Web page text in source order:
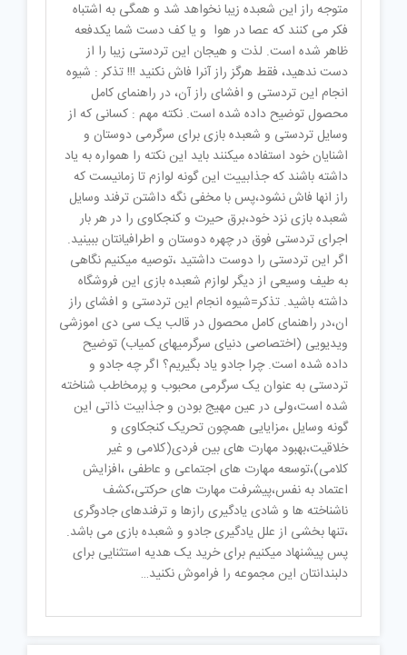
متوجه راز این شعبده زیبا نخواهد شد و همگی به اشتباه
فکر می کنند که عصا در هوا و یا کف دست شما یکدفعه
ظاهر شده است. لذت و هیجان این تردستی زیبا را از
دست ندهید، فقط هرگز راز آنرا فاش نکنید !!! تذکر : شیوه
انجام این تردستی و افشای راز آن، در راهنمای کامل
محصول توضیح داده شده است. نکته مهم : کسانی که از
وسایل تردستی و شعبده بازی برای سرگرمی دوستان و
اشنایان خود استفاده میکنند باید این نکته را همواره به یاد
داشته باشند که جذابییت این گونه لوازم تا زمانیست که
راز انها فاش نشود،پس با مخفی نگه داشتن ترفند وسایل‌
شعبده بازی نزد خود،برق حیرت و کنجکاوی را در هر بار
اجرای تردستی فوق در چهره دوستان و اطرافیانتان ببینید.
اگر این تردستی را دوست داشتید ،توصیه میکنیم نگاهی
به طیف وسیعی از دیگر لوازم شعبده بازی این فروشگاه
داشته باشید. تذکر=شیوه انجام این تردستی و افشای راز
ان،در راهنمای کامل محصول در قالب یک سی دی اموزشی
ویدیویی (اختصاصی دنیای سرگرمیهای کمیاب) توضیح
داده شده است. چرا جادو یاد بگیریم؟ اگر چه جادو و
تردستی به عنوان یک سرگرمی محبوب و پرمخاطب شناخته
شده است،ولی در عین مهیج بودن و جذابیت ذاتی این
گونه وسایل ،مزایایی همچون تحریک کنجکاوی و
خلاقیت،بهبود مهارت های بین فردی(کلامی و غیر
کلامی)،توسعه مهارت های اجتماعی و عاطفی ،افزایش
اعتماد به نفس،پیشرفت مهارت های حرکتی،کشف
ناشناخته ها و شادی یادگیری رازها و ترفندهای جادوگری
،تنها بخشی از علل یادگیری جادو و شعبده بازی می باشد.
پس پیشنهاد میکنیم برای خرید یک هدیه استثنایی برای
دلبندانتان این مجموعه را فراموش نکنید…